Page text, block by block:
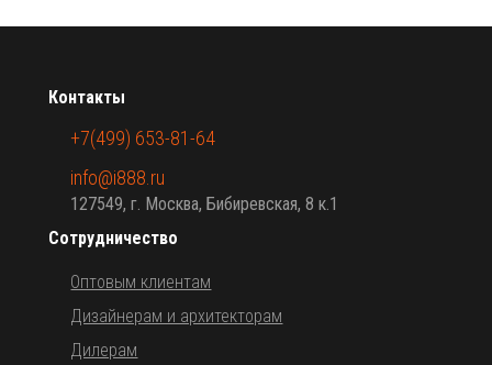
Сотрудничество
Оптовым клиентам
Дизайнерам и архитекторам
Дилерам
Контакты
+7(499) 653-81-64
info@i888.ru
127549, г. Москва, Бибиревская, 8 к.1